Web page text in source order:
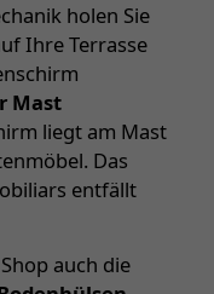
holen Sie
Ihre Terrasse
Mast
liegt am Mast
Das
entfällt
auch die